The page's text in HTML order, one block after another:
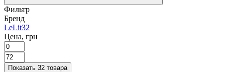
Фильтр
Бренд
LeLit32
Цена, грн
Показать 32 товара